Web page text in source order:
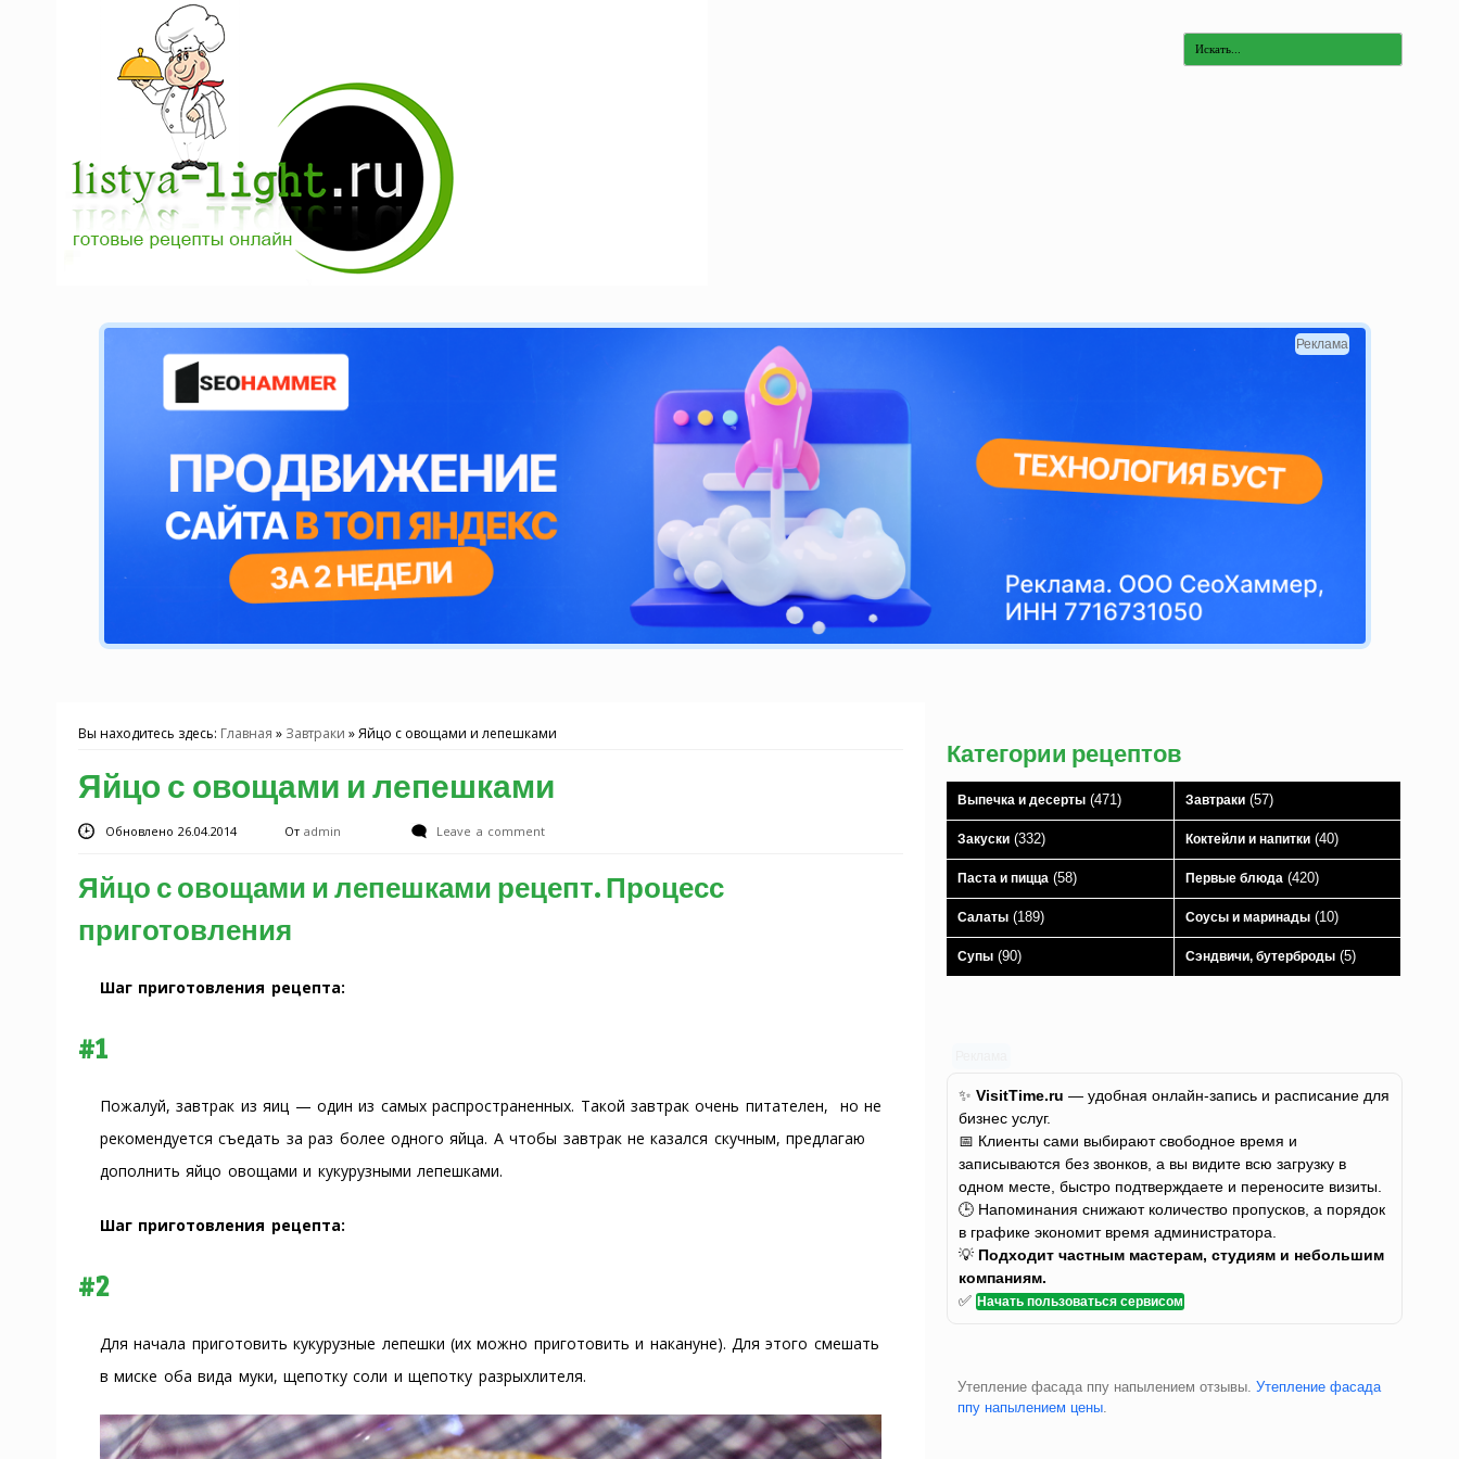
Реклама
Вы находитесь здесь: Главная » Завтраки »Яйцо с овощами и лепешками
Яйцо с овощами и лепешками
Обновлено 26.04.2014 Отadmin Leave a comment
Яйцо с овощами и лепешками рецепт. Процесс
приготовления
Шаг приготовления рецепта:
#1
Пожалуй, завтрак из яиц — один из самых распространенных. Такой завтрак очень питателен, но не
рекомендуется съедать за раз более одного яйца. А чтобы завтрак не казался скучным, предлагаю
дополнить яйцо овощами и кукурузными лепешками.
Шаг приготовления рецепта:
#2
Для начала приготовить кукурузные лепешки (их можно приготовить и накануне). Для этого смешать
в миске оба вида муки, щепотку соли и щепотку разрыхлителя.
Категории рецептов
Выпечка и десерты (471) Завтраки(57)
Закуски (332) Коктейли и напитки(40)
Паста и пицца (58) Первые блюда (420)
Салаты (189) Соусы и маринады(10)
Супы (90) Сэндвичи, бутерброды(5)
✨ VisitTime.ru — удобная онлайн-запись и расписание для
бизнес услуг.
📅 Клиенты сами выбирают свободное время и
записываются без звонков, а вы видите всю загрузку в
одном месте, быстро подтверждаете и переносите визиты.
🕒 Напоминания снижают количество пропусков, а порядок
в графике экономит время администратора.
💡 Подходит частным мастерам, студиям и небольшим
компаниям.
✅ Начать пользоваться сервисом
Утепление фасада ппу напылением отзывы. Утепление фасада
ппу напылением цены